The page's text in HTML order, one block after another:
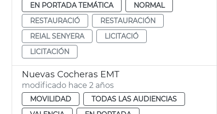
EN PORTADA TEMÁTICA
NORMAL
RESTAURACIÓ
RESTAURACIÓN
REIAL SENYERA
LICITACIÓ
LICITACIÓN
Nuevas Cocheras EMT
modificado hace 2 años
MOVILIDAD
TODAS LAS AUDIENCIAS